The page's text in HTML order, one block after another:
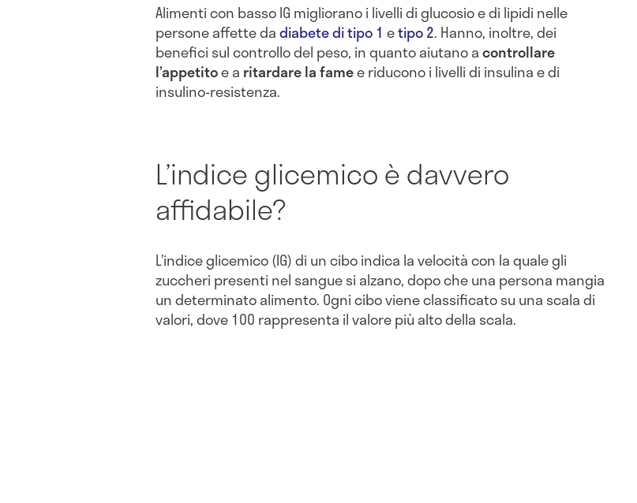
Alimenti con basso IG migliorano i livelli di glucosio e di lipidi nelle
persone affette dadiabete di tipo 1 etipo 2. Hanno, inoltre, dei
benefici sul controllo del peso, in quanto aiutano acontrollare
l’appetitoe a ritardare la famee riducono i livelli di insulina e di
insulino-resistenza.
L’indice glicemico è davvero
affidabile?
L’indice glicemico (IG) di un cibo indica la velocità con la quale gli
zuccheri presenti nel sangue si alzano, dopo che una persona mangia
un determinato alimento. Ogni cibo viene classificato su una scala di
valori, dove 100 rappresenta il valore più alto della scala.